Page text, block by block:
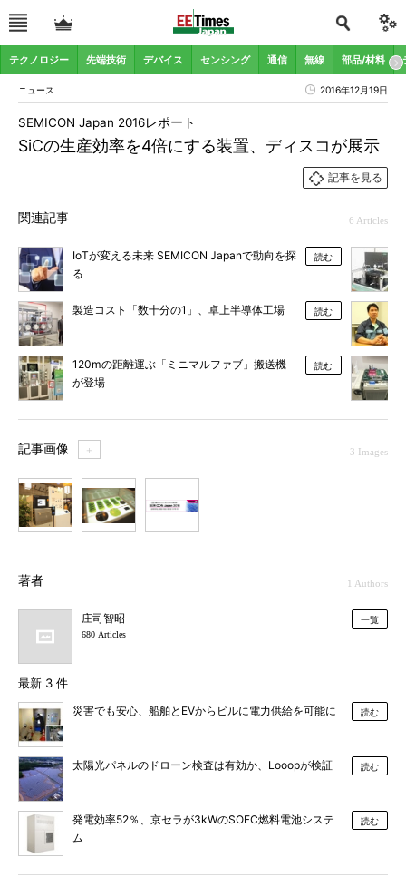
テクノロジー 先端技術 デバイス センシング 通信 無線 部品/材料
ニュース 2016年12月19日
SiCの生産効率を4倍にする装置、ディスコが展示
SEMICON Japan 2016レポート
記事を見る
関連記事 6 Articles
IoTが変える未来 SEMICON Japanで動向を探
る
読む
製造コスト「数十分の1」、卓上半導体工場 読む
120mの距離運ぶ「ミニマルファブ」搬送機
が登場
読む
記事画像 ＋ 3 Images
著者 1 Authors
庄司智昭
680 Articles
一覧
最新 3 件
災害でも安心、船舶とEVからビルに電力供給を可能に 読む
太陽光パネルのドローン検査は有効か、Looopが検証 読む
発電効率52％、京セラが3kWのSOFC燃料電池システ
ム
読む